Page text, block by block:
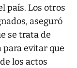
país. Los otros
aseguró
se trata de
para evitar que
los actos